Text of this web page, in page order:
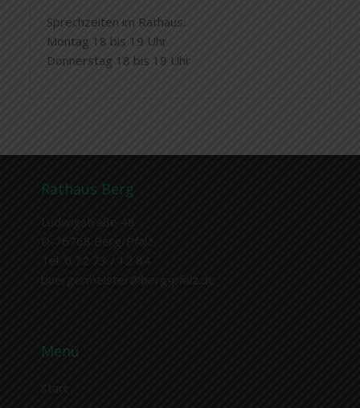
Sprechzeiten im Rathaus:
Montag 18 bis 19 Uhr
Donnerstag 18 bis 19 Uhr
Rathaus Berg
Ludwigstraße 48
D-76768 Berg/Pfalz
Tel. 0 72 73 / 12 84
buergermeister@berg-pfalz.de
Menü
Start